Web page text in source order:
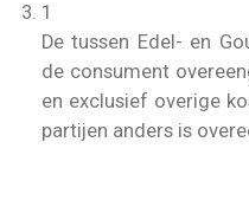
1
De tussen Edel- en
de consument
en exclusief overige
partijen anders is